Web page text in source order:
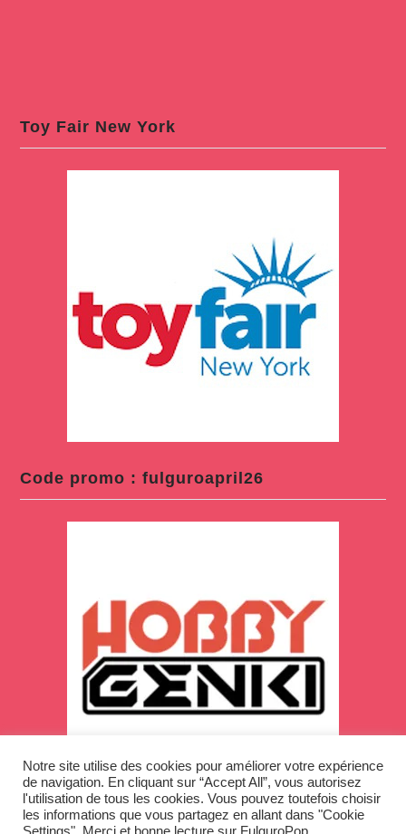
Toy Fair New York
Code promo : fulguroapril26
Notre site utilise des cookies pour améliorer votre expérience
de navigation. En cliquant sur “Accept All”, vous autorisez
l'utilisation de tous les cookies. Vous pouvez toutefois choisir
les informations que vous partagez en allant dans "Cookie